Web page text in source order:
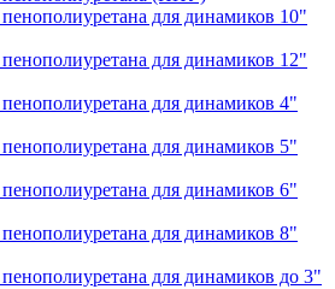
для динамиков 10"
для динамиков 12"
для динамиков 4"
для динамиков 5"
для динамиков 6"
для динамиков 8"
для динамиков до 3"